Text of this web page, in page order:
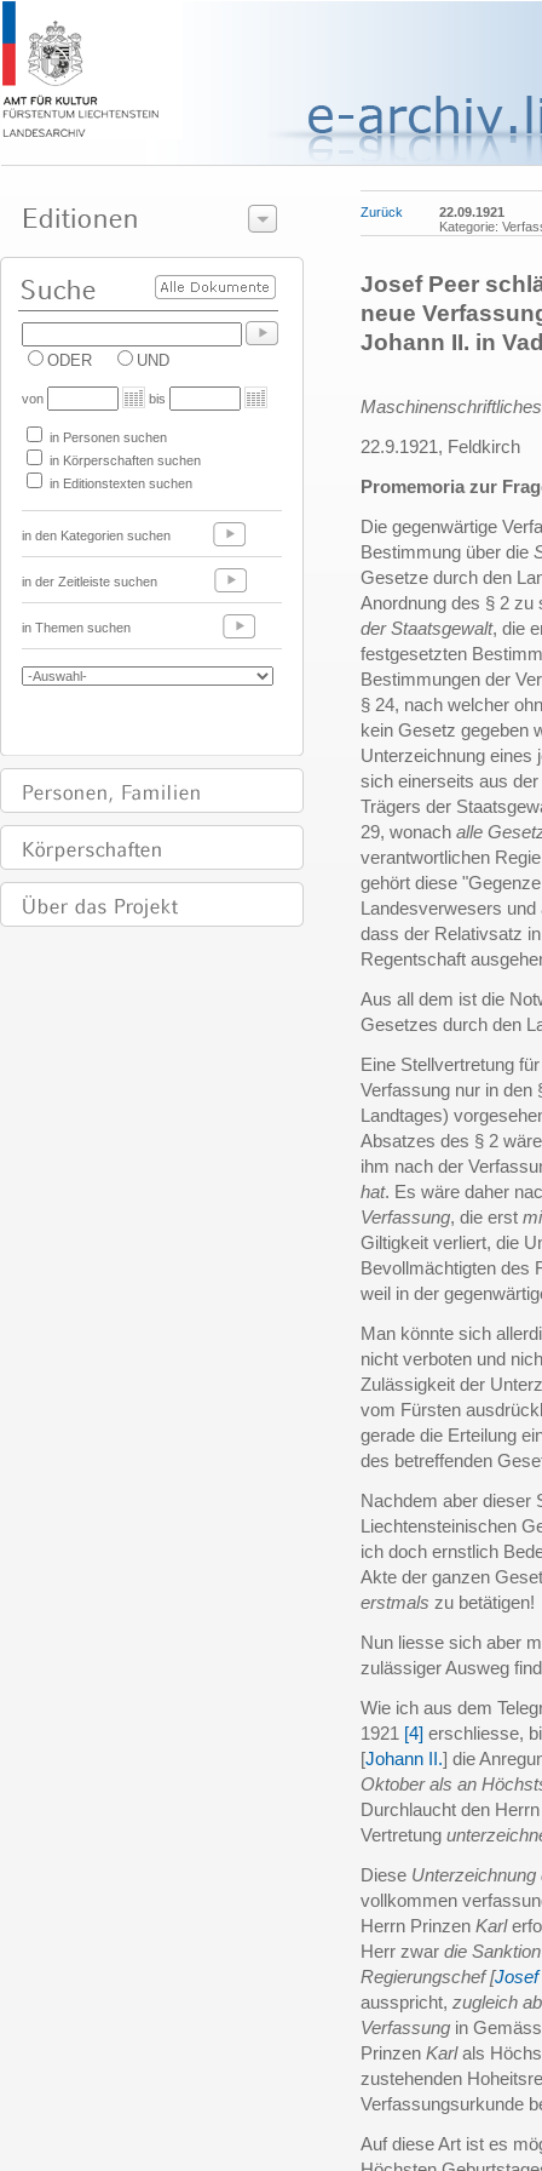
ODER UND
von bis
in Personen suchen
in Körperschaften suchen
in Editionstexten suchen
in den Kategorien suchen
in der Zeitleiste suchen
in Themen suchen
Zurück
22.09.1921
Kategorie:
Josef Peer
neue
Johann II. in
22.9.1921, Feldkirch
Promemoria zur
Die gegenwärtige
Bestimmung über die
Gesetze durch den
Anordnung des § 2 zu
der Staatsgewalt, die
festgesetzten
Bestimmungen der
§ 24, nach welcher
kein Gesetz gegeben
Unterzeichnung eines
sich einerseits aus
Trägers der
29, wonach alle
verantwortlichen
gehört diese
Landesverwesers
dass der Relativsatz
Regentschaft
Aus all dem ist die
Gesetzes durch den
Eine Stellvertretung
Verfassung nur in den
Landtages)
Absatzes des § 2
ihm nach der
hat. Es wäre daher
Verfassung, die erst
Giltigkeit verliert, die
Bevollmächtigten des
weil in der
Man könnte sich
nicht verboten und
Zulässigkeit der
vom Fürsten
gerade die Erteilung
des betreffenden
Nachdem aber dieser
Liechtensteinischen
ich doch ernstlich
Akte der ganzen
erstmals zu betätigen!
Nun liesse sich aber
zulässiger Ausweg
Wie ich aus dem
1921 [4] erschliesse,
[Johann II.] die
Oktober als an
Durchlaucht den
Vertretung
Diese
vollkommen
Herrn Prinzen Karl
Herr zwar die Sanktion
Regierungschef [Josef
ausspricht, zugleich
Verfassung in
Prinzen Karlals
zustehenden
Verfassungsurkunde
Auf diese Art ist es